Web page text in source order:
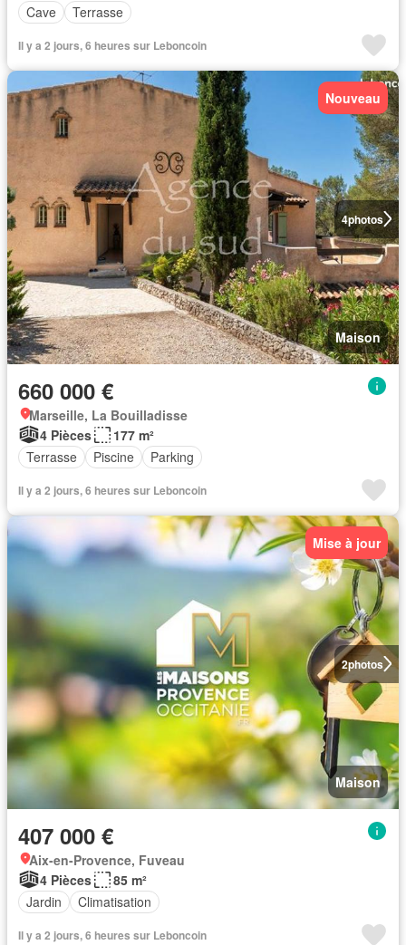
Cave
Terrasse
Il y a 2 jours, 6 heures sur Leboncoin
4photos
Nouveau
Maison
660 000 €
Marseille, La Bouilladisse
4 Pièces
177 m²
Terrasse
Piscine Parking
Il y a 2 jours, 6 heures sur Leboncoin
2photos
Mise à jour
Maison
407 000 €
Aix-en-Provence, Fuveau
4 Pièces
85 m²
Jardin
Climatisation
Il y a 2 jours, 6 heures sur Leboncoin